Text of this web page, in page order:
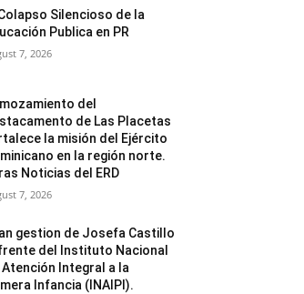
Silencioso de la
Publica en PR
7, 2026
del
de Las Placetas
la misión del Ejército
en la región norte.
Noticias del ERD
7, 2026
gestion de Josefa Castillo
del Instituto Nacional
Atención Integral a la
Infancia (INAIPI).